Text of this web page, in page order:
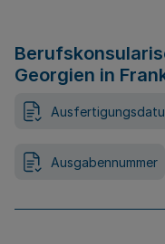
Georgien in
Ausgabennummer